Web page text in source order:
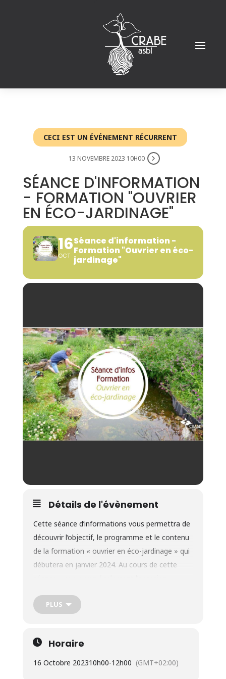
CECI EST UN ÉVÉNEMENT RÉCURRENT
13 NOVEMBRE 2023 10H00
SÉANCE D'INFORMATION
- FORMATION "OUVRIER
EN ÉCO-JARDINAGE"
16
OCT
Séance d'information -
Formation "Ouvrier en éco-
jardinage"
Détails de l'évènement
Cette séance d’informations vous permettra de
découvrir l’objectif, le programme et le contenu
de la formation « ouvrier en éco-jardinage » qui
débutera en janvier 2024. Au cours de cette
questions concernant cette filière de formation.
Présentation de la formation en quelques
ouvrier en
PLUS
Horaire
16 Octobre 202310h00-12h00 (GMT+02:00)